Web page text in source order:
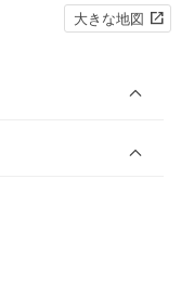
大きな地図